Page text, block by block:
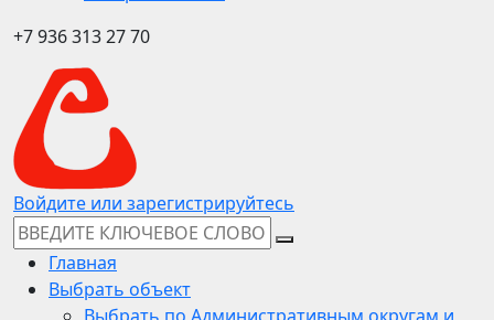
+7 936 313 27 70
Войдите или зарегистрируйтесь
Главная
Выбрать объект